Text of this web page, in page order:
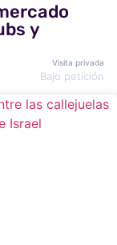
y
Visita privada
Bajo petición